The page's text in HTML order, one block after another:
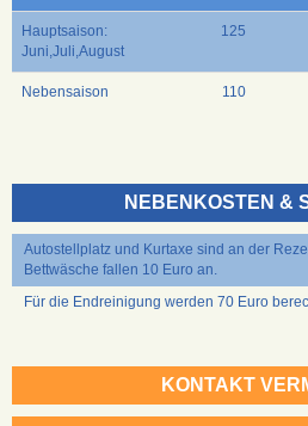
Hauptsaison:
Juni,Juli,August
125
Nebensaison 110
NEBENKOSTEN &
Autostellplatz und Kurtaxe sind an der
Bettwäsche fallen 10 Euro an.
Für die Endreinigung werden 70 Euro
KONTAKT